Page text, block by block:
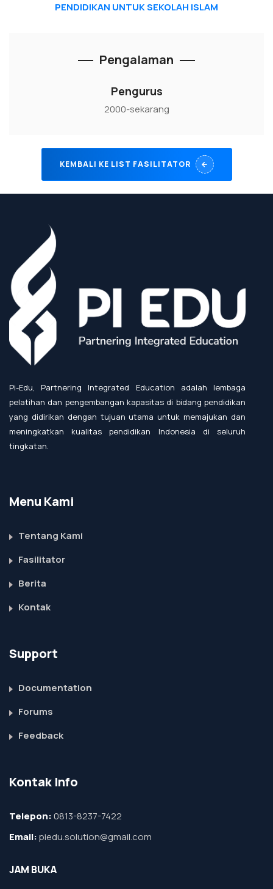
PENDIDIKAN UNTUK SEKOLAH ISLAM
Pengalaman
Pengurus
2000-sekarang
KEMBALI KE LIST FASILITATOR
Pi-Edu, Partnering Integrated Education adalah lembaga
pelatihan dan pengembangan kapasitas di bidang pendidikan
yang didirikan dengan tujuan utama untuk memajukan dan
meningkatkan kualitas pendidikan Indonesia di seluruh
tingkatan.
Menu Kami
Tentang Kami
Fasilitator
Berita
Kontak
Support
Documentation
Forums
Feedback
Kontak Info
Telepon:0813-8237-7422
Email:piedu.solution@gmail.com
JAM BUKA